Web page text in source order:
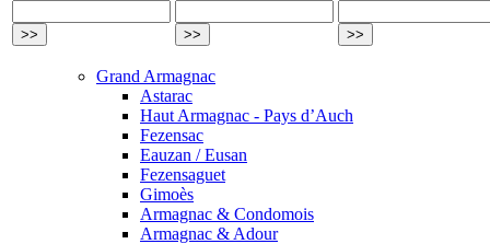
Grand Armagnac
Astarac
Haut Armagnac - Pays d’Auch
Fezensac
Eauzan / Eusan
Fezensaguet
Gimoès
Armagnac & Condomois
Armagnac & Adour